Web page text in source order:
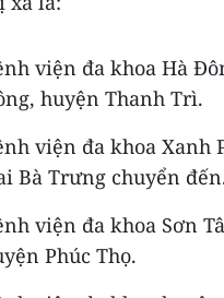
viện đa khoa Hà
huyện Thanh Trì.
viện đa khoa Xanh
Bà Trưng chuyển
viện đa khoa Sơn
Phúc Thọ.